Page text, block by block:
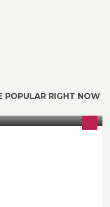
POPULAR RIGHT NOW